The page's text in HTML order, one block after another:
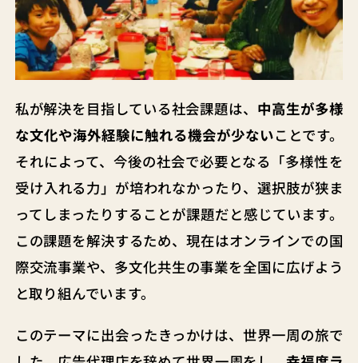
私が解決を目指している社会課題は、 中高生が多様
な文化や海外経験に触れる機会が少ないことです。
それによって、今後の社会で必要となる「多様性を
受け入れる力」が培われなかったり、選択肢が狭ま
ってしまったりすることが課題だと感じています。
この課題を解決するため、現在はオンラインでの国
際交流事業や、多文化共生の事業を全国に広げよう
と取り組んでいます。
このテーマに出会ったきっかけは、世界一周の旅で